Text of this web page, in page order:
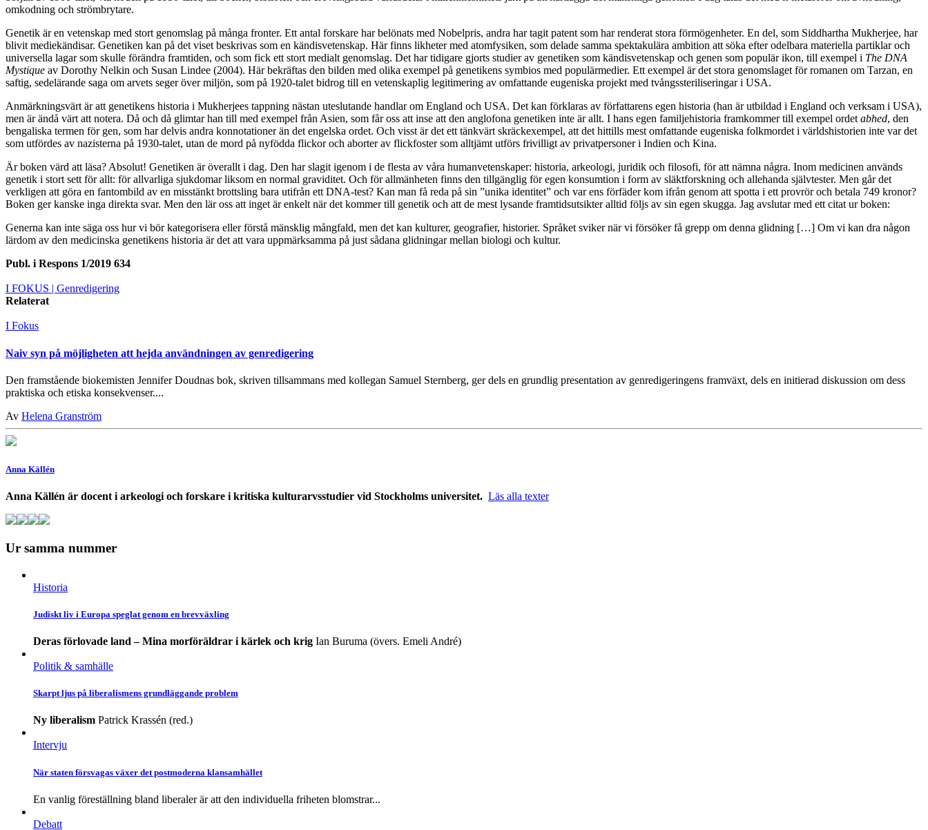
omkodning och strömbrytare.
Genetik är en vetenskap med stort genomslag på många fronter. Ett antal forskare har belönats med Nobelpris, andra har tagit patent som har renderat stora förmögenheter. En del, som Siddhartha Mukherjee, har
blivit mediekändisar. Genetiken kan på det viset beskrivas som en kändisvetenskap. Här finns likheter med atomfysiken, som delade samma spektakulära ambition att söka efter odelbara materiella partiklar och
universella lagar som skulle förändra framtiden, och som fick ett stort medialt genomslag. Det har tidigare gjorts studier av genetiken som kändisvetenskap och genen som populär ikon, till exempel i The DNA
Mystique av Dorothy Nelkin och Susan Lindee (2004). Här bekräftas den bilden med olika exempel på genetikens symbios med populärmedier. Ett exempel är det stora genomslaget för romanen om Tarzan, en
saftig, sedelärande saga om arvets seger över miljön, som på 1920-talet bidrog till en vetenskaplig legitimering av omfattande eugeniska projekt med tvångssteriliseringar i USA.
Anmärkningsvärt är att genetikens historia i Mukherjees tappning nästan uteslutande handlar om England och USA. Det kan förklaras av författarens egen historia (han är utbildad i England och verksam i USA),
men är ändå värt att notera. Då och då glimtar han till med exempel från Asien, som får oss att inse att den anglofona genetiken inte är allt. I hans egen familjehistoria framkommer till exempel ordetabhed, den
bengaliska termen för gen, som har delvis andra konnotationer än det engelska ordet. Och visst är det ett tänkvärt skräckexempel, att det hittills mest omfattande eugeniska folkmordet i världshistorien inte var det
som utfördes av nazisterna på 1930-talet, utan de mord på nyfödda flickor och aborter av flickfoster som alltjämt utförs frivilligt av privatpersoner i Indien och Kina.
Är boken värd att läsa? Absolut! Genetiken är överallt i dag. Den har slagit igenom i de flesta av våra humanvetenskaper: historia, arkeologi, juridik och filosofi, för att nämna några. Inom medicinen används
genetik i stort sett för allt: för allvarliga sjukdomar liksom en normal graviditet. Och för allmänheten finns den tillgänglig för egen konsumtion i form av släktforskning och allehanda självtester. Men går det
verkligen att göra en fantombild av en misstänkt brottsling bara utifrån ett DNA-test? Kan man få reda på sin ”unika identitet” och var ens förfäder kom ifrån genom att spotta i ett provrör och betala 749 kronor?
Boken ger kanske inga direkta svar. Men den lär oss att inget är enkelt när det kommer till genetik och att de mest lysande framtidsutsikter alltid följs av sin egen skugga. Jag avslutar med ett citat ur boken:
Generna kan inte säga oss hur vi bör kategorisera eller förstå mänsklig mångfald, men det kan kulturer, geografier, historier. Språket sviker när vi försöker få grepp om denna glidning […] Om vi kan dra någon
lärdom av den medicinska genetikens historia är det att vara uppmärksamma på just sådana glidningar mellan biologi och kultur.
Publ. iRespons 1/2019 634
I FOKUS | Genredigering
Relaterat
I Fokus
Naiv syn på möjligheten att hejda användningen av genredigering
Den framstående biokemisten Jennifer Doudnas bok, skriven tillsammans med kollegan Samuel Sternberg, ger dels en grundlig presentation av genredigeringens framväxt, dels en initierad diskussion om dess
praktiska och etiska konsekvenser....
Av Helena Granström
Anna Källén
Anna Källén är docent i arkeologi och forskare i kritiska kulturarvsstudier vid Stockholms universitet. Läs alla texter
Ur samma nummer
Historia
Judiskt liv i Europa speglat genom en brevväxling
Deras förlovade land – Mina morföräldrar i kärlek och krig Ian Buruma (övers. Emeli André)
Politik & samhälle
Skarpt ljus på liberalismens grundläggande problem
Ny liberalism Patrick Krassén (red.)
Intervju
När staten försvagas växer det postmoderna klansamhället
En vanlig föreställning bland liberaler är att den individuella friheten blomstrar...
Debatt